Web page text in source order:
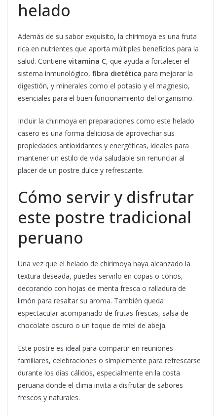
helado
Además de su sabor exquisito, la chirimoya es una fruta
rica en nutrientes que aporta múltiples beneficios para la
salud. Contiene vitamina C, que ayuda a fortalecer el
sistema inmunológico, fibra dietética para mejorar la
digestión, y minerales como el potasio y el magnesio,
esenciales para el buen funcionamiento del organismo.
Incluir la chirimoya en preparaciones como este helado
casero es una forma deliciosa de aprovechar sus
propiedades antioxidantes y energéticas, ideales para
mantener un estilo de vida saludable sin renunciar al
placer de un postre dulce y refrescante.
Cómo servir y disfrutar
este postre tradicional
peruano
Una vez que el helado de chirimoya haya alcanzado la
textura deseada, puedes servirlo en copas o conos,
decorando con hojas de menta fresca o ralladura de
limón para resaltar su aroma. También queda
espectacular acompañado de frutas frescas, salsa de
chocolate oscuro o un toque de miel de abeja.
Este postre es ideal para compartir en reuniones
familiares, celebraciones o simplemente para refrescarse
durante los días cálidos, especialmente en la costa
peruana donde el clima invita a disfrutar de sabores
frescos y naturales.